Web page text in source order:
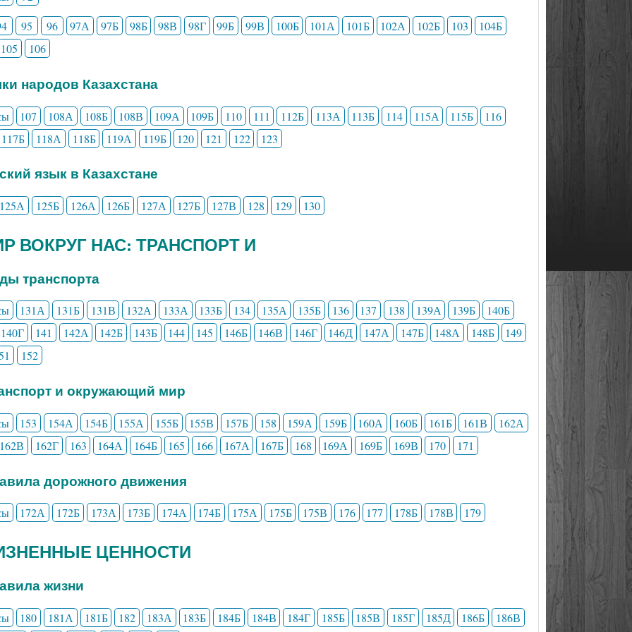
95 96 97А 97Б 98Б 98В 98Г 99Б 99В 100Б 101А 101Б 102А 102Б 103
104Б
105
106
народов Казахстана
107 108А 108Б 108В 109А 109Б 110 111 112Б 113А 113Б 114 115А 115Б
116
117Б
118А 118Б 119А 119Б 120 121 122 123
язык в Казахстане
125А 125Б 126А 126Б 127А 127Б 127В 128 129 130
ВОКРУГ НАС: ТРАНСПОРТ И
транспорта
131А 131Б 131В 132А 133А 133Б 134 135А 135Б 136 137 138 139А 139Б
140Б
140Г
141 142А 142Б 143Б 144 145 146Б 146В 146Г 146Д 147А 147Б 148А 148Б
149
152
и окружающий мир
153 154А 154Б 155А 155Б 155В 157Б 158 159А 159Б 160А 160Б 161Б 161В
162А
162В
162Г 163 164А 164Б 165 166 167А 167Б 168 169А 169Б 169В 170 171
дорожного движения
172А 172Б 173А 173Б 174А 174Б 175А 175Б 175В 176 177 178Б 178В 179
ЦЕННОСТИ
жизни
180 181А 181Б 182 183А 183Б 184Б 184В 184Г 185Б 185В 185Г 185Д 186Б 186В